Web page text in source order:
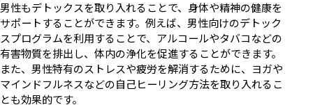
男性もデトックスを取り入れることで、身体や精神の健康を
サポートすることができます。例えば、男性向けのデトック
スプログラムを利用することで、アルコールやタバコなどの
有害物質を排出し、体内の浄化を促進することができます。
また、男性特有のストレスや疲労を解消するために、ヨガや
マインドフルネスなどの自己ヒーリング方法を取り入れるこ
とも効果的です。